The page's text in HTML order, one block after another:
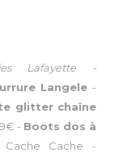
Lafayette -
Langele -
glitter chaîne
- Boots dos à
Cache Cache -